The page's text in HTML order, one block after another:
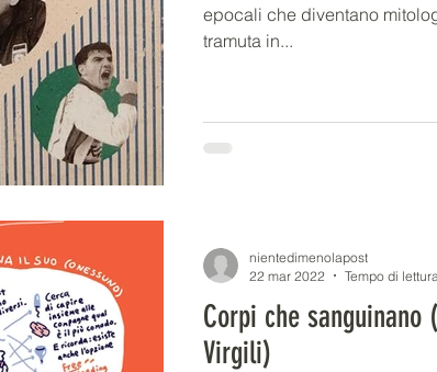
epocali che diventano
tramuta in...
Corpi che
Virgili)
nientedimenolapost
22 mar 2022
Tempo di